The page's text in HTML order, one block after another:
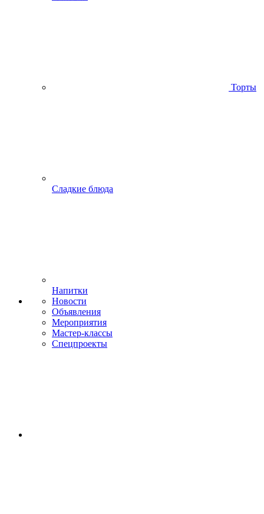
Торты
Сладкие блюда
Напитки
Новости
Объявления
Мероприятия
Мастер-классы
Спецпроекты